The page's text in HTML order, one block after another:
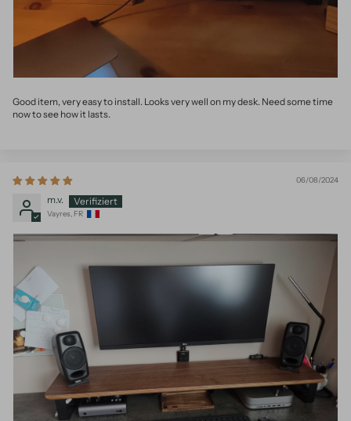
Good item, very easy to install. Looks very well on my desk. Need some time
now to see how it lasts.
06/08/2024
m.v.
Vayres, FR